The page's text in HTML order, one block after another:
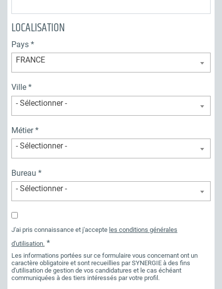
LOCALISATION
Pays
FRANCE
Ville
- Sélectionner -
Métier
- Sélectionner -
Bureau
- Sélectionner -
J'ai pris connaissance et j'accepte les conditions générales
d'utilisation.
Les informations portées sur ce formulaire vous concernant ont un
caractère obligatoire et sont recueillies par SYNERGIE à des fins
d'utilisation de gestion de vos candidatures et le cas échéant
communiquées à des tiers intéressés par votre profil.